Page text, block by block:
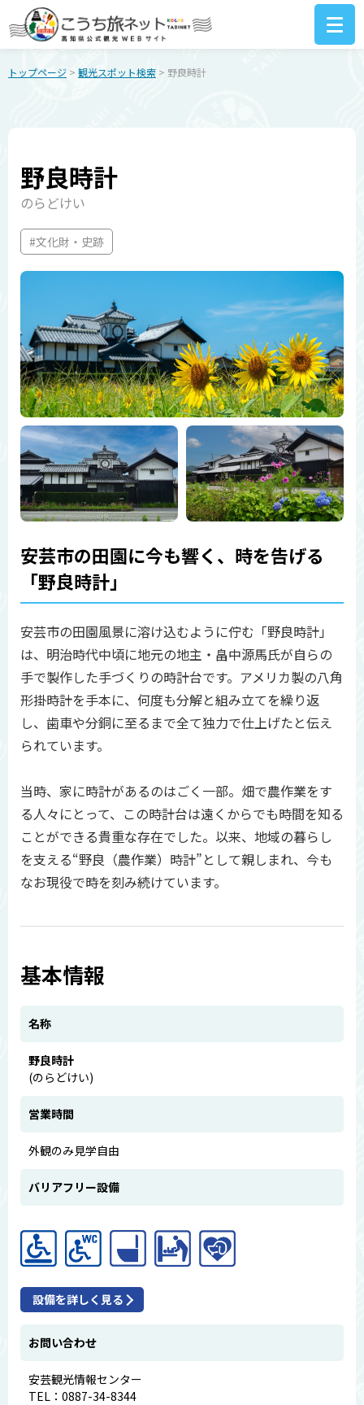
トップページ > 観光スポット検索 > 野良時計
野良時計
のらどけい
#文化財・史跡
安芸市の田園に今も響く、時を告げる
「野良時計」
安芸市の田園風景に溶け込むように佇む「野良時計」
は、明治時代中頃に地元の地主・畠中源馬氏が自らの
手で製作した手づくりの時計台です。アメリカ製の八角
形掛時計を手本に、何度も分解と組み立てを繰り返
し、歯車や分銅に至るまで全て独力で仕上げたと伝え
られています。
当時、家に時計があるのはごく一部。畑で農作業をす
る人々にとって、この時計台は遠くからでも時間を知る
ことができる貴重な存在でした。以来、地域の暮らし
を支える“野良（農作業）時計”として親しまれ、今も
なお現役で時を刻み続けています。
基本情報
名称
野良時計
(のらどけい)
営業時間
外観のみ見学自由
バリアフリー設備
設備を詳しく見る
お問い合わせ
安芸観光情報センター
TEL：0887-34-8344